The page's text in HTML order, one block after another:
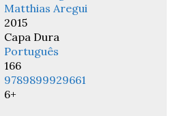
Matthias Aregui
2015
Capa Dura
Português
166
9789899929661
6+